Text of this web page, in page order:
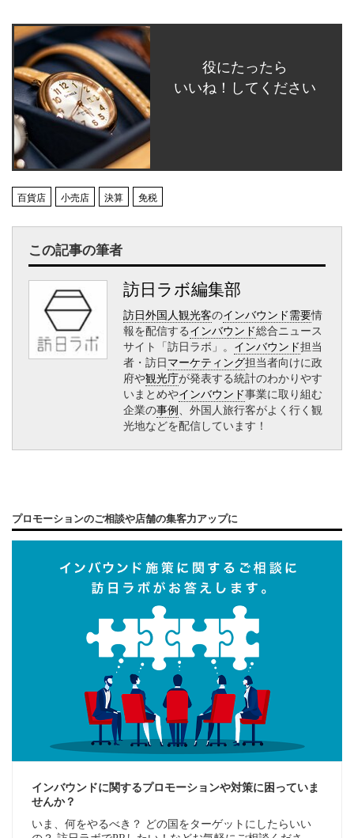
役にたったら
いいね！してください
百貨店 小売店 決算 免税
この記事の筆者
訪日ラボ編集部
訪日外国人観光客のインバウンド需要情
報を配信するインバウンド総合ニュース
サイト「訪日ラボ」。 インバウンド担当
者・訪日マーケティング担当者向けに政
府や観光庁が発表する統計のわかりやす
いまとめやインバウンド事業に取り組む
企業の事例、外国人旅行客がよく行く観
光地などを配信しています！
プロモーションのご相談や店舗の集客力アップに
インバウンドに関するプロモーションや対策に困っていま
せんか？
いま、何をやるべき？ どの国をターゲットにしたらいい